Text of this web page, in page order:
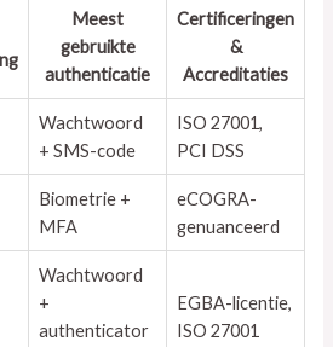
Meest
gebruikte
authenticatie
Certificeringen
&
Accreditaties
Wachtwoord
+ SMS-code
ISO 27001,
PCI DSS
Biometrie +
MFA
eCOGRA-
genuanceerd
Wachtwoord
+
authenticator
EGBA-licentie,
ISO 27001